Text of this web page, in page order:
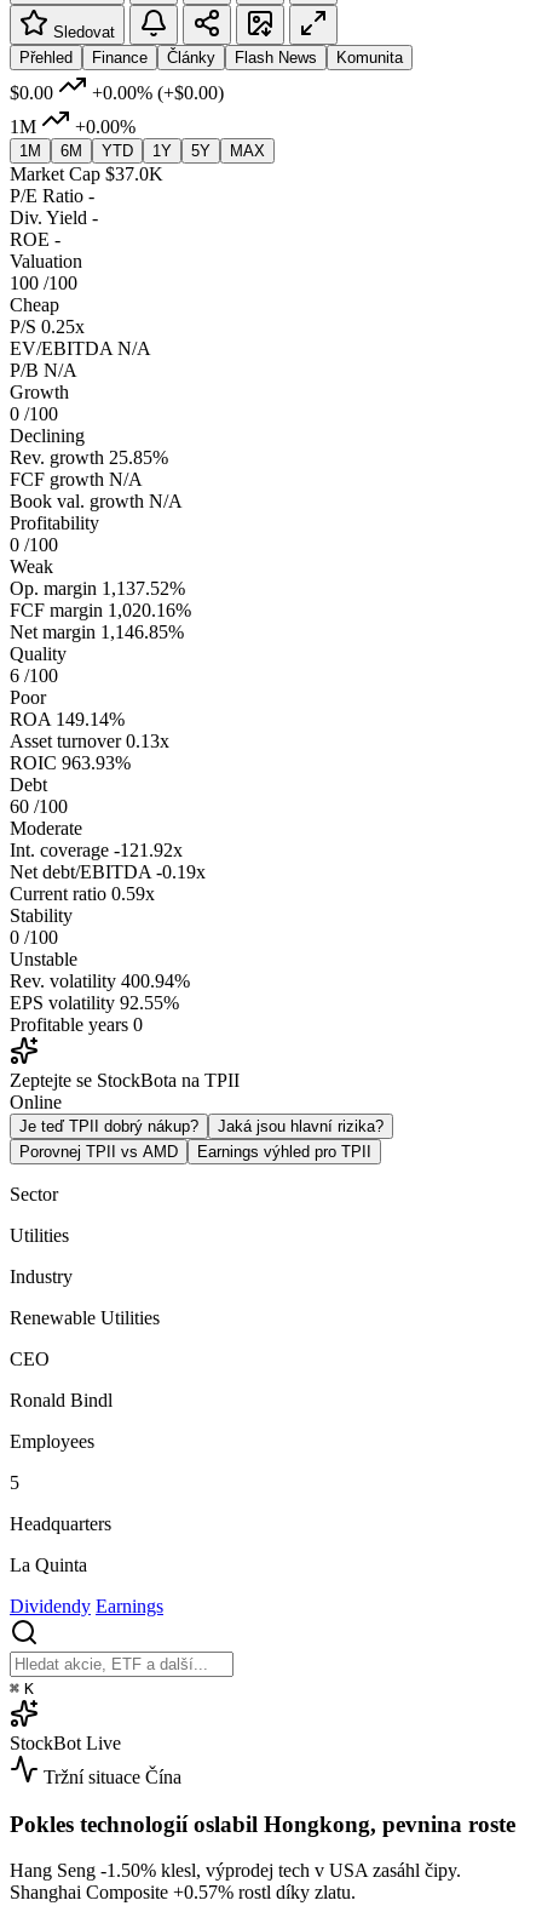
Sledovat
Přehled
Finance Články Flash News Komunita
$0.00 +0.00% (+$0.00)
1M
+0.00%
1M 6M YTD 1Y 5Y MAX
Market Cap $37.0K
P/E Ratio -
Div. Yield -
ROE -
Valuation
100 /100
Cheap
P/S 0.25x
EV/EBITDA N/A
P/B N/A
Growth
0 /100
Declining
Rev. growth 25.85%
FCF growth N/A
Book val. growth N/A
Profitability
0 /100
Weak
Op. margin 1,137.52%
FCF margin 1,020.16%
Net margin 1,146.85%
Quality
6 /100
Poor
ROA 149.14%
Asset turnover 0.13x
ROIC 963.93%
Debt
60 /100
Moderate
Int. coverage -121.92x
Net debt/EBITDA -0.19x
Current ratio 0.59x
Stability
0 /100
Unstable
Rev. volatility 400.94%
EPS volatility 92.55%
Profitable years 0
Zeptejte se StockBota na TPII
Online
Je teď TPII dobrý nákup?
Jaká jsou hlavní rizika?
Porovnej TPII vs AMD
Earnings výhled pro TPII
Sector
Utilities
Industry
Renewable Utilities
CEO
Ronald Bindl
Employees
5
Headquarters
La Quinta
Dividendy Earnings
⌘ K
StockBot Live
Tržní situace Čína
Pokles technologií oslabil Hongkong, pevnina roste
Hang Seng -1.50% klesl, výprodej tech v USA zasáhl čipy.
Shanghai Composite +0.57% rostl díky zlatu.